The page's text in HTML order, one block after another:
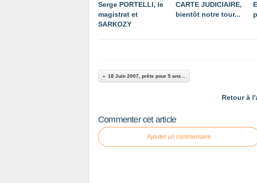
Serge PORTELLI, le
magistrat et
SARKOZY
CARTE JUDICIAIRE,
bientôt notre tour...
18 Juin 2007, prêts pour 5 ans...
Retour à
Commenter cet article
Ajouter un commentaire